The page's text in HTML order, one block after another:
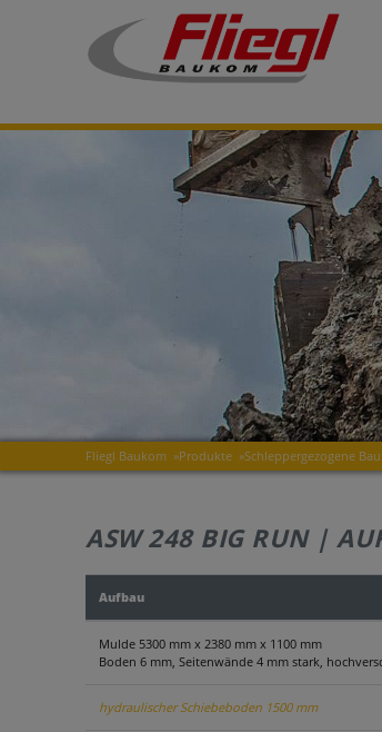
Fliegl Baukom »Produkte »Schleppergezogene
ASW 248 BIG RUN |
Aufbau
Mulde 5300 mm x 2380 mm x 1100 mm
Boden 6 mm, Seitenwände 4 mm stark,
hydraulischer Schiebeboden 1500 mm